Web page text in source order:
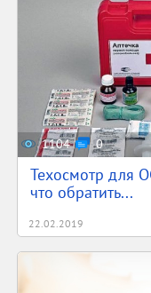
1104 0
Техосмотр для
что обратить...
22.02.2019